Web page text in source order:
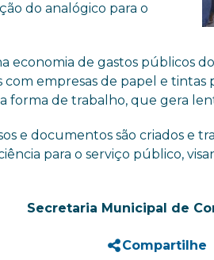
do analógico para o
economia de gastos públicos
empresas de papel e tintas
forma de trabalho, que gera
e documentos são criados e
para o serviço público,
Secretaria Municipal de
Compartilhe